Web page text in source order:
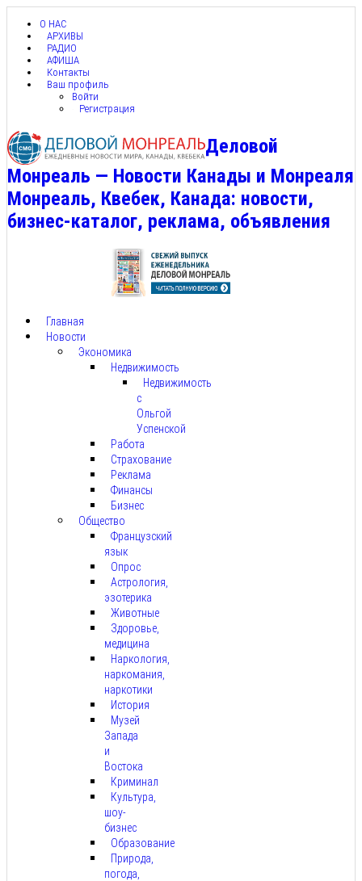
О НАС
АРХИВЫ
РАДИО
АФИША
Контакты
Ваш профиль
Войти
Регистрация
Деловой
Монреаль — Новости Канады и Монреаля
Монреаль, Квебек, Канада: новости,
бизнес-каталог, реклама, объявления
Главная
Новости
Экономика
Недвижимость
Недвижимость
с
Ольгой
Успенской
Работа
Страхование
Реклама
Финансы
Бизнес
Общество
Французский
язык
Опрос
Астрология,
эзотерика
Животные
Здоровье,
медицина
Наркология,
наркомания,
наркотики
История
Музей
Запада
и
Востока
Криминал
Культура,
шоу-
бизнес
Образование
Природа,
погода,